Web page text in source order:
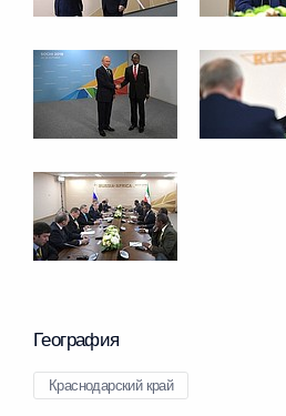
География
Краснодарский край